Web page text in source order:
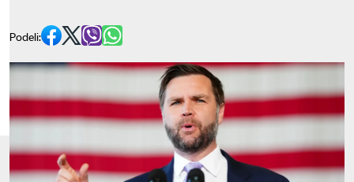
Podeli: